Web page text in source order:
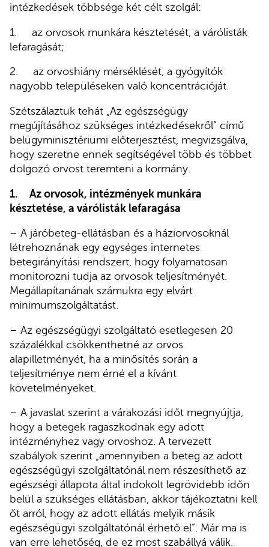
intézkedések többsége két célt szolgál:
1. az orvosok munkára késztetését, a várólisták
lefaragását;
2. az orvoshiány mérséklését, a gyógyítók
nagyobb településeken való koncentrációját.
Szétszálaztuk tehát „Az egészségügy
megújításához szükséges intézkedésekről” című
belügyminisztériumi előterjesztést, megvizsgálva,
hogy szeretne ennek segítségével több és többet
dolgozó orvost teremteni a kormány.
1.
Az orvosok, intézmények munkára
késztetése, a várólisták lefaragása
– A járóbeteg-ellátásban és a háziorvosoknál
létrehoznának egy egységes internetes
betegirányítási rendszert, hogy folyamatosan
monitorozni tudja az orvosok teljesítményét.
Megállapítanának számukra egy elvárt
minimumszolgáltatást.
– Az egészségügyi szolgáltató esetlegesen 20
százalékkal csökkenthetné az orvos
alapilletményét, ha a minősítés során a
teljesítménye nem érné el a kívánt
követelményeket.
– A javaslat szerint a várakozási időt megnyújtja,
hogy a betegek ragaszkodnak egy adott
intézményhez vagy orvoshoz. A tervezett
szabályok szerint „amennyiben a beteg az adott
egészségügyi szolgáltatónál nem részesíthető az
egészségi állapota által indokolt legrövidebb időn
belül a szükséges ellátásban, akkor tájékoztatni kell
őt arról, hogy az adott ellátás melyik másik
egészségügyi szolgáltatónál érhető el”. Már ma is
van erre lehetőség, de ez most szabállyá válik.